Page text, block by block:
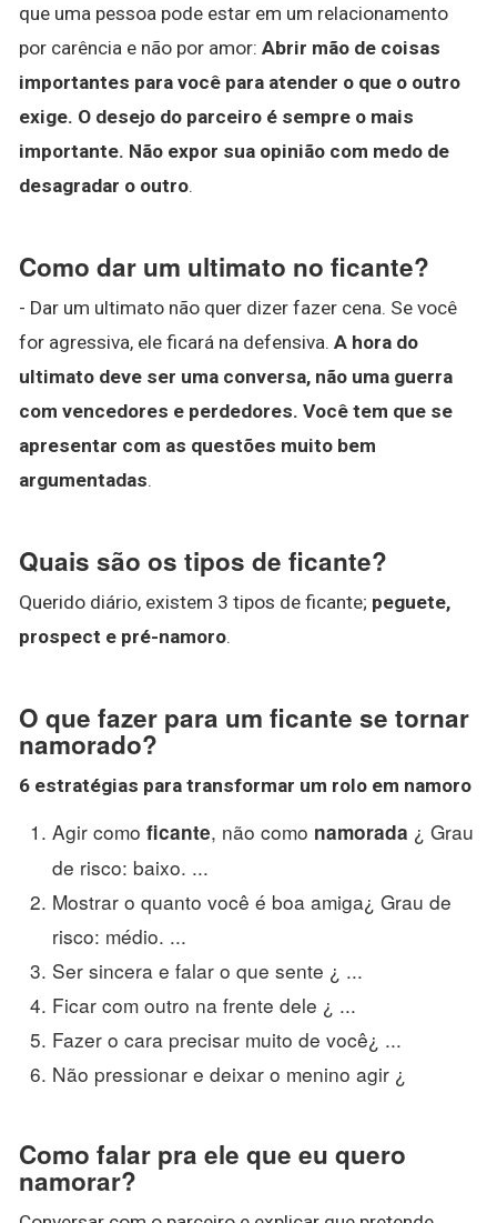
que uma pessoa pode estar em um relacionamento
por carência e não por amor: Abrir mão de coisas
importantes para você para atender o que o outro
exige. O desejo do parceiro é sempre o mais
importante. Não expor sua opinião com medo de
desagradar o outro.
Como dar um ultimato no ficante?
- Dar um ultimato não quer dizer fazer cena. Se você
for agressiva, ele ficará na defensiva. A hora do
ultimato deve ser uma conversa, não uma guerra
com vencedores e perdedores. Você tem que se
apresentar com as questões muito bem
argumentadas.
Quais são os tipos de ficante?
Querido diário, existem 3 tipos de ficante; peguete,
prospect e pré-namoro.
O que fazer para um ficante se tornar
namorado?
6 estratégias para transformar um rolo em namoro
Agir como ficante, não como namorada ¿ Grau
de risco: baixo. ...
Mostrar o quanto você é boa amiga¿ Grau de
risco: médio. ...
Ser sincera e falar o que sente ¿ ...
Ficar com outro na frente dele ¿ ...
Fazer o cara precisar muito de você¿ ...
Não pressionar e deixar o menino agir ¿
Como falar pra ele que eu quero
namorar?